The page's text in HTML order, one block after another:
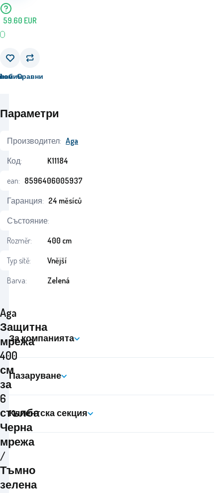
59.60 EUR
Сравни
Aga
Защитна
мрежа
400
см
за
6
стълба
Черна
мрежа
/
Тъмно
зелена
Параметри
Производител: Aga
Код:
K11184
ean: 8596406005937
Гаранция: 24 měsíců
Състояние:
Rozměr:
400 cm
Typ sítě:
Vnější
Barva:
Zelená
За компанията
Пазаруване
Клиентска секция